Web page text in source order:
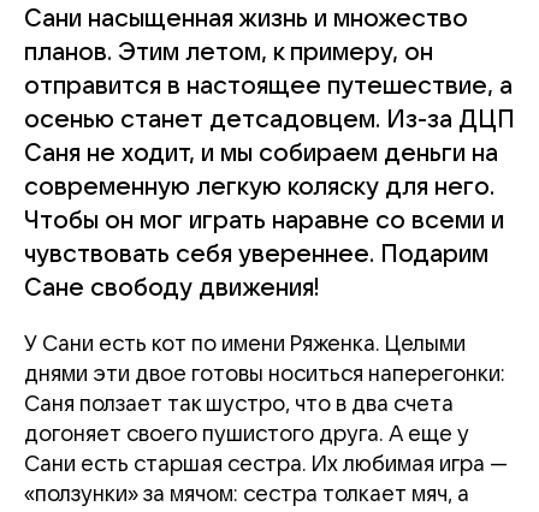
Сани насыщенная жизнь и множество
планов. Этим летом, к примеру, он
отправится в настоящее путешествие, а
осенью станет детсадовцем. Из-за ДЦП
Саня не ходит, и мы собираем деньги на
современную легкую коляску для него.
Чтобы он мог играть наравне со всеми и
чувствовать себя увереннее. Подарим
Сане свободу движения!
У Сани есть кот по имени Ряженка. Целыми
днями эти двое готовы носиться наперегонки:
Саня ползает так шустро, что в два счета
догоняет своего пушистого друга. А еще у
Сани есть старшая сестра. Их любимая игра —
«ползунки» за мячом: сестра толкает мяч, а